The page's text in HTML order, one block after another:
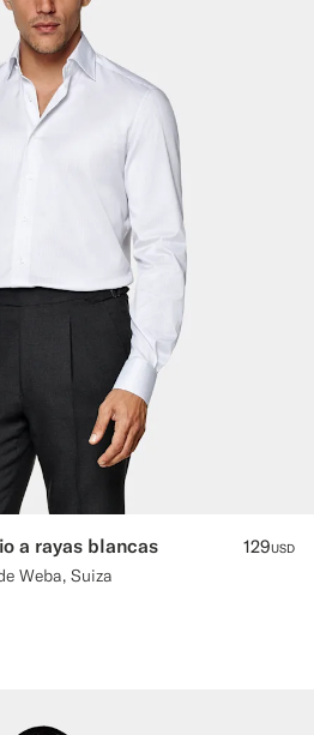
a rayas blancas
Weba, Suiza
129USD